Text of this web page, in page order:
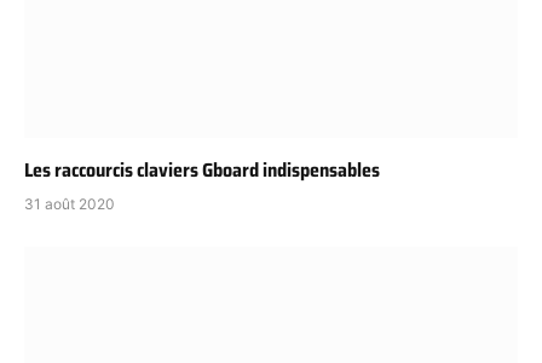
Les raccourcis claviers Gboard indispensables
31 août 2020